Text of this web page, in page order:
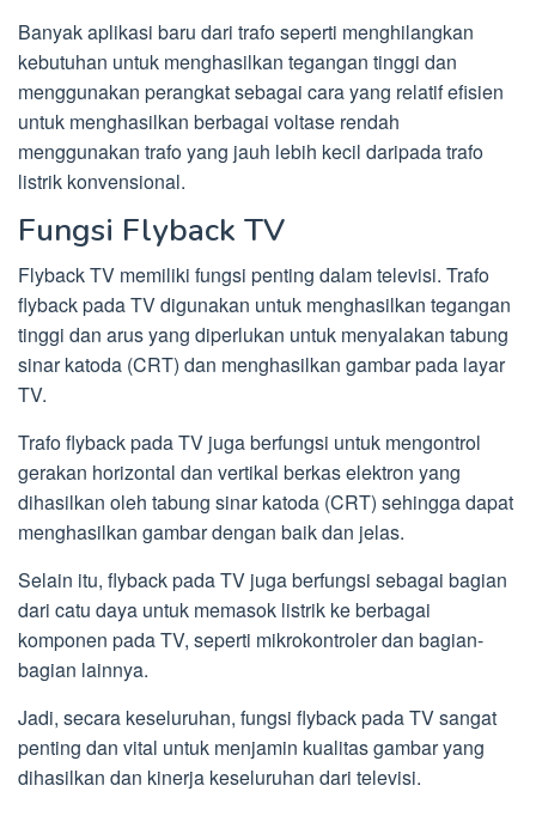
Banyak aplikasi baru dari trafo seperti menghilangkan
kebutuhan untuk menghasilkan tegangan tinggi dan
menggunakan perangkat sebagai cara yang relatif efisien
untuk menghasilkan berbagai voltase rendah
menggunakan trafo yang jauh lebih kecil daripada trafo
listrik konvensional.
Fungsi Flyback TV
Flyback TV memiliki fungsi penting dalam televisi. Trafo
flyback pada TV digunakan untuk menghasilkan tegangan
tinggi dan arus yang diperlukan untuk menyalakan tabung
sinar katoda (CRT) dan menghasilkan gambar pada layar
TV.
Trafo flyback pada TV juga berfungsi untuk mengontrol
gerakan horizontal dan vertikal berkas elektron yang
dihasilkan oleh tabung sinar katoda (CRT) sehingga dapat
menghasilkan gambar dengan baik dan jelas.
Selain itu, flyback pada TV juga berfungsi sebagai bagian
dari catu daya untuk memasok listrik ke berbagai
komponen pada TV, seperti mikrokontroler dan bagian-
bagian lainnya.
Jadi, secara keseluruhan, fungsi flyback pada TV sangat
penting dan vital untuk menjamin kualitas gambar yang
dihasilkan dan kinerja keseluruhan dari televisi.